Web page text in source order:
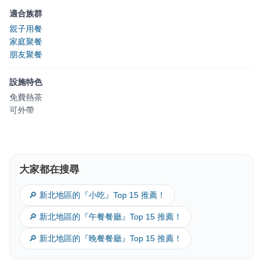
適合族群
親子用餐
家庭聚餐
朋友聚餐
設施特色
免費熱茶
可外帶
大家都在搜尋
🔎 新北地區的『小吃』Top 15 推薦！
🔎 新北地區的『午餐餐廳』Top 15 推薦！
🔎 新北地區的『晚餐餐廳』Top 15 推薦！